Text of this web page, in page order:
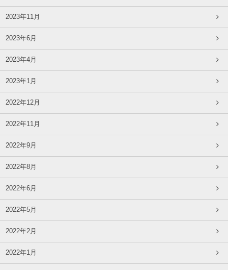
2023年11月
2023年6月
2023年4月
2023年1月
2022年12月
2022年11月
2022年9月
2022年8月
2022年6月
2022年5月
2022年2月
2022年1月